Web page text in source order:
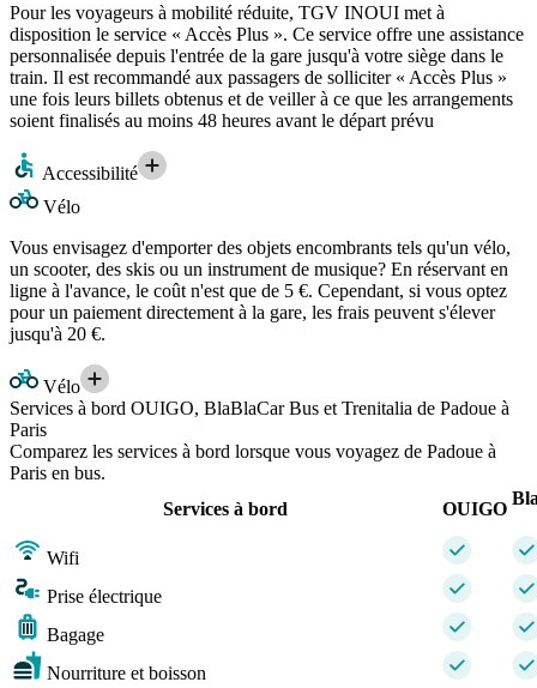
Pour les voyageurs à mobilité réduite, TGV INOUI met à
disposition le service « Accès Plus ». Ce service offre une assistance
personnalisée depuis l'entrée de la gare jusqu'à votre siège dans le
train. Il est recommandé aux passagers de solliciter « Accès Plus »
une fois leurs billets obtenus et de veiller à ce que les arrangements
soient finalisés au moins 48 heures avant le départ prévu
Accessibilité
Vélo
Vous envisagez d'emporter des objets encombrants tels qu'un vélo,
un scooter, des skis ou un instrument de musique? En réservant en
ligne à l'avance, le coût n'est que de 5 €. Cependant, si vous optez
pour un paiement directement à la gare, les frais peuvent s'élever
jusqu'à 20 €.
Vélo
Services à bord OUIGO, BlaBlaCar Bus et Trenitalia de Padoue à
Paris
Comparez les services à bord lorsque vous voyagez de Padoue à
Paris en bus.
Services à bord
OUIGO
Wifi
Prise électrique
Bagage
Nourriture et boisson